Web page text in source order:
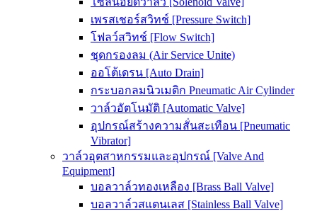
เพรสเชอร์สวิทช์ [Pressure Switch]
โฟลว์สวิทช์ [Flow Switch]
ชุดกรองลม (Air Service Unite)
ออโต้เดรน [Auto Drain]
กระบอกลมนิวเมติก Pneumatic Air Cylinder
วาล์วอัตโนมัติ [Automatic Valve]
อุปกรณ์สร้างความสั่นสะเทือน [Pneumatic
Vibrator]
วาล์วอุตสาหกรรมและอุปกรณ์ [Valve And
Equipment]
บอลวาล์วทองเหลือง [Brass Ball Valve]
บอลวาล์วสแตนเลส [Stainless Ball Valve]